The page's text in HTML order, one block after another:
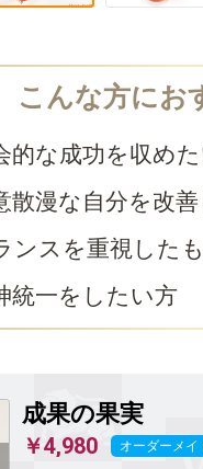
的な成功を収め
散漫な自分を改
ンスを重視した
統一をしたい方
成果の果実
￥4,980 オーダーメイ